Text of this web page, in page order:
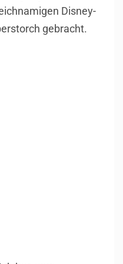
Disney-
gebracht.